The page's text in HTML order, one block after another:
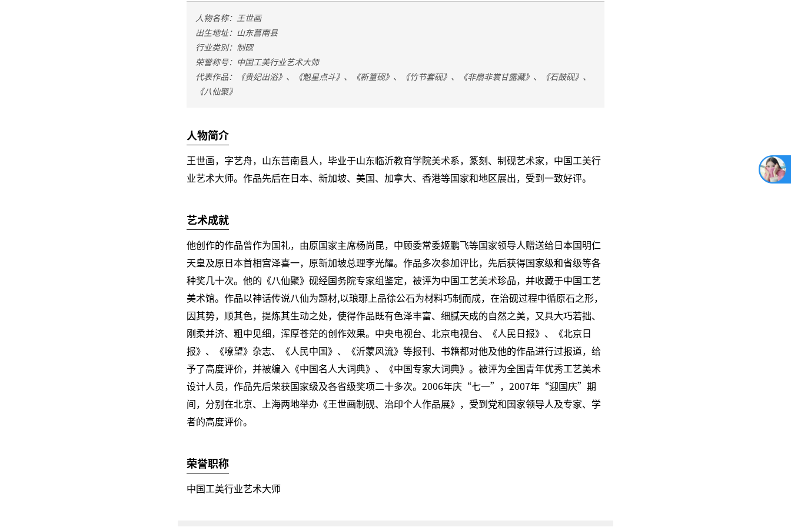
人物名称：王世画
出生地址：山东莒南县
行业类别：制砚
荣誉称号：中国工美行业艺术大师
代表作品：《贵妃出浴》、《魁星点斗》、《新篁砚》、《竹节套砚》、《非扇非裳甘露藏》、《石鼓砚》、
《八仙聚》
人物简介
王世画，字艺舟，山东莒南县人，毕业于山东临沂教育学院美术系，篆刻、制砚艺术家， 中国工美行
业艺术大师。作品先后在日本、新加坡、美国、加拿大、香港等国家和地区展出，受到一致好评。
艺术成就
他创作的作品曾作为国礼，由原国家主席杨尚昆，中顾委常委姬鹏飞等国家领导人赠送给日本国明仁
天皇及原日本首相宫泽喜一，原新加坡总理李光耀。作品多次参加评比，先后获得国家级和省级等各
种奖几十次。他的《八仙聚》砚经国务院专家组鉴定，被评为中国工艺美术珍品，并收藏于中国工艺
美术馆。作品以神话传说八仙为题材,以琅琊上品徐公石为材料巧制而成，在治砚过程中循原石之形，
因其势，顺其色，提炼其生动之处，使得作品既有色泽丰富、细腻天成的自然之美，又具大巧若拙、
刚柔并济、粗中见细，浑厚苍茫的创作效果。中央电视台、北京电视台、《人民日报》、《北京日
报》、《嘹望》杂志、《人民中国》、《沂蒙风流》等报刊、书籍都对他及他的作品进行过报道，给
予了高度评价，并被编入《中国名人大词典》、《中国专家大词典》。被评为全国青年优秀工艺美术
设计人员，作品先后荣获国家级及各省级奖项二十多次。2006年庆“七一”，2007年“迎国庆”期
间，分别在北京、上海两地举办《王世画制砚、治印个人作品展》，受到党和国家领导人及专家、学
者的高度评价。
荣誉职称
中国工美行业艺术大师